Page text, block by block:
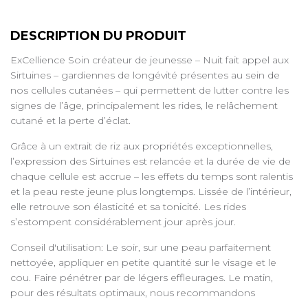
DESCRIPTION DU PRODUIT
ExCellience Soin créateur de jeunesse – Nuit fait appel aux
Sirtuines – gardiennes de longévité présentes au sein de
nos cellules cutanées – qui permettent de lutter contre les
signes de l’âge, principalement les rides, le relâchement
cutané et la perte d’éclat.
Grâce à un extrait de riz aux propriétés exceptionnelles,
l’expression des Sirtuines est relancée et la durée de vie de
chaque cellule est accrue – les effets du temps sont ralentis
et la peau reste jeune plus longtemps. Lissée de l’intérieur,
elle retrouve son élasticité et sa tonicité. Les rides
s’estompent considérablement jour après jour.
Conseil d'utilisation: Le soir, sur une peau parfaitement
nettoyée, appliquer en petite quantité sur le visage et le
cou. Faire pénétrer par de légers effleurages. Le matin,
pour des résultats optimaux, nous recommandons